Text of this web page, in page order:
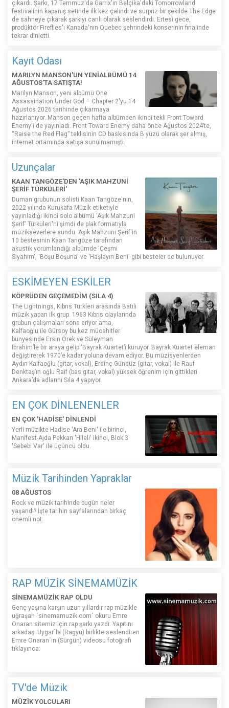
çıkardı. Şarkı, 17 Temmuz'da Garrix'in Belçika'daki Tomorrowland
festivalinin kapanış setinde ilk kez çalındı ​​ve sürpriz bir şekilde The Edge
de sahneye çıkarak şarkıyı canlı olarak seslendirdi. Ertesi gece,
prodüktör Fireflies'ı Kanada'nın Quebec şehrindeki konserinin finalinde
tekrar dinletti.
Kayıt Odası
MARILYN MANSON'UN YENİALBÜMÜ 14
AĞUSTOS'TA SATIŞTA!
Marilyn Manson, yeni albümü One
Assassination Under God – Chapter 2'yu 14
Ağustos 2026 tarihinde çıkarmaya
hazırlanıyor. Manson geçen hafta albümden ikinci tekli Front Toward
Enemy'i de yayınladı. Front Toward Enemy daha önce Ağustos 2024’te,
“Raise the Red Flag” teklisinin CD baskısında B yüzü olarak şer almış,
internet ortamında satışa sunulmamıştı.
Uzunçalar
KAAN TANGÖZE'DEN 'AŞIK MAHZUNİ
ŞERİF TÜRKÜLERİ'
Duman grubunun solisti Kaan Tangöze'nin,
2022 yılında Kurukafa Müzik etiketiyle
yayınladığı ikinci solo albümü 'Aşık Mahzuni
Şerif' Türküleri'ni şimdi de plak formatıyla
müzikseverlere sundu. Aşık Mahzuni Şerif'in
10 bestesinin Kaan Tangöze tarafından
akustik yorumlandığı albümde 'Çeşmi
Siyahım', 'Boşu Boşuna' ve 'Haşlayın Beni' gibi besteler de bulunuyor.
ESKİMEYEN ESKİLER
KÖPRÜDEN GEÇEMEDİM (SILA 4)
The Lightnings, Kıbrıs Türkleri arasında Batılı
müzik yapan ilk grup. 1963 Kıbrıs olaylarında
grubun çalışmaları sona eriyor ama,
Kalfaoğlu ile Gürsoy bu kez mücahitler
bünyesinde Ersin Örek ve Süleyman
İbrahim’le bir araya gelip ‘Bayrak Kuartet’i kuruyor. Bayrak Kuartet eleman
değiştirerek 1970’e kadar yoluna devam ediyor. Bu müzisyenlerden
Aydın Kalfaoğlu (gitar, vokal), Erdinç Gündüz (gitar, vokal) ile Rauf
Denktaş’ın oğlu Raif (bas gitar, vokal) yüksek öğrenim için gittikleri
Ankara’da adlarını Sıla 4 yapıyor.
EN ÇOK DİNLENENLER
EN ÇOK 'HADİSE' DİNLENDİ
Yerli müzikte Hadise 'Ara Beni' ile birinci,
Manifest-Ajda Pekkan 'Hileli' ikinci, Blok 3
'Sebebi Var' ile üçüncü oldu.
Müzik Tarihinden Yapraklar
08 AĞUSTOS
Rock ve müzik tarihinde bugün neler
yaşandı? İşte tarihin sayfalarından birkaç
önemli not:
RAP MÜZİK SİNEMAMÜZİK
SİNEMAMÜZİK RAP OLDU
Genç yaşına karşın uzun yıllardır rap müzikle
uğraşan ´sinemamuzik.com´ okuru Emre
Onaran sitemiz için rap şarkı yazdı. Yapıtını
arkadaşı Uygar´la (Ragyu) birlikte seslendiren
Emre Onaran´ın (Sürgün) videosu fotoğrafı
tıklayınca:
TV'de Müzik
MÜZİK YOLCULARI